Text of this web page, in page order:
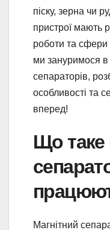
піску, зерна чи
пристрої мають
роботи та сфери
ми зануримося в
сепараторів,
особливості та
вперед!
Що таке
Магнітний